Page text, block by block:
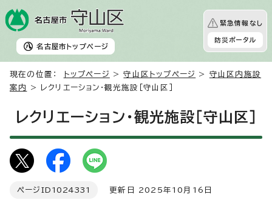
名古屋市 トップページ
緊急情報なし
防災ポータル
現在の位置： トップページ >守山区トップページ > 守山区内施設
案内
> レクリエーション・観光施設［守山区］
レクリエーション・観光施設［守山区］
ページID 1024331 更新日 2025年10月16日